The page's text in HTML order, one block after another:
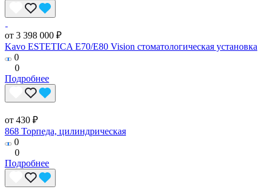
от 3 398 000 ₽
Kavo ESTETICA E70/E80 Vision стоматологическая установка
0
0
Подробнее
от 430 ₽
868 Торпеда, цилиндрическая
0
0
Подробнее